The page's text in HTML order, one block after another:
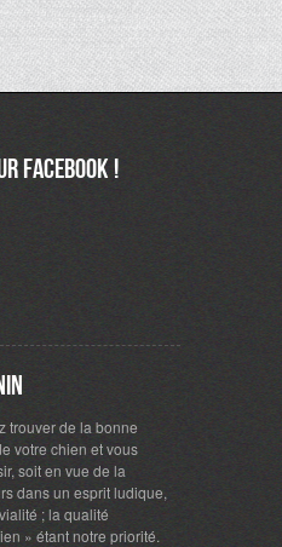
Facebook !
trouver de la bonne
votre chien et vous
soit en vue de la
dans un esprit ludique,
; la qualité
» étant notre priorité.